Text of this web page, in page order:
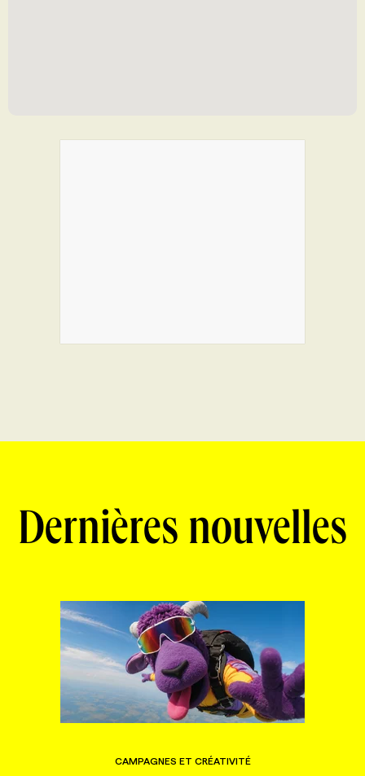
Dernières nouvelles
CAMPAGNES ET CRÉATIVITÉ